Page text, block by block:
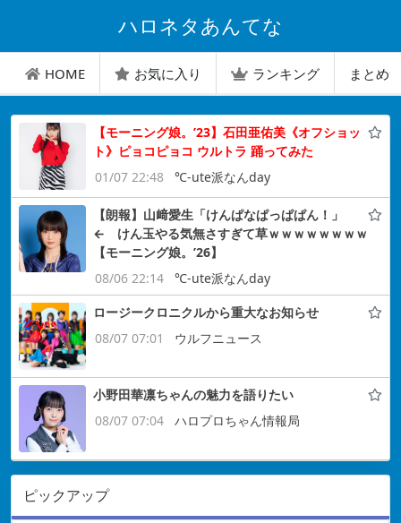
ハロネタあんてな
HOME お気に入り ランキング まとめ
【モーニング娘。’23】石田亜佑美《オフショッ
ト》ピョコピョコ ウルトラ 踊ってみた
01/07 22:48
℃-ute派なんday
【朗報】山﨑愛生「けんぱなぱっぱぱん！」
← けん玉やる気無さすぎて草ｗｗｗｗｗｗｗｗ
【モーニング娘。’26】
08/06 22:14
℃-ute派なんday
ロージークロニクルから重大なお知らせ
08/07 07:01
ウルフニュース
小野田華凛ちゃんの魅力を語りたい
08/07 07:04
ハロプロちゃん情報局
ピックアップ